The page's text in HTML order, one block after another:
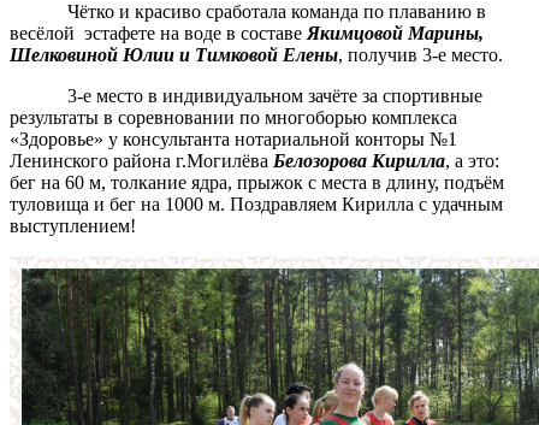
Чётко и красиво сработала команда по плаванию в
весёлой эстафете на воде в составеЯкимцовой Марины,
Шелковиной Юлии и Тимковой Елены, получив 3-е место.
3-е место в индивидуальном зачёте за спортивные
результаты в соревновании по многоборью комплекса
«Здоровье» у консультанта нотариальной конторы №1
Ленинского района г.Могилёва Белозорова Кирилла, а это:
бег на 60 м, толкание ядра, прыжок с места в длину, подъём
туловища и бег на 1000 м. Поздравляем Кирилла с удачным
выступлением!